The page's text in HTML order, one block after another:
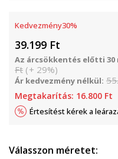
Kedvezmény30%
39.199 Ft
Az árcsökkentés előtti 30
Ft (+ 29%)
Ár kedvezmény nélkül:
Megtakarítás: 16.800 Ft
Értesítést kérek a
Válasszon méretet: